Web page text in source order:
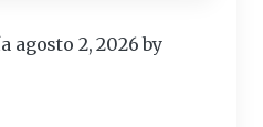
agosto 2, 2026 by